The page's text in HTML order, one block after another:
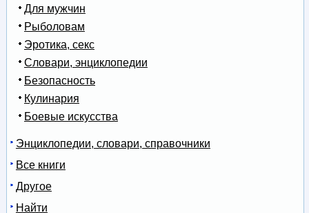
Для мужчин
Рыболовам
Эротика, секс
Словари, энциклопедии
Безопасность
Кулинария
Боевые искусства
Энциклопедии, словари, справочники
Все книги
Другое
Найти